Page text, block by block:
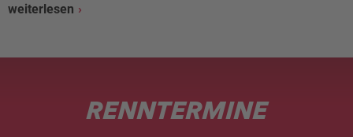
weiterlesen
RENNTERMINE